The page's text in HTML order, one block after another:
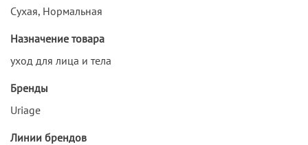
Сухая, Нормальная
Назначение товара
уход для лица и тела
Бренды
Uriage
Линии брендов